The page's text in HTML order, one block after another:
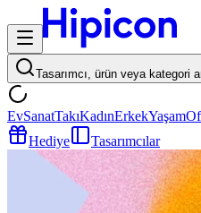
Tasarımcı, ürün veya kategori
EvSanatTakıKadınErkekYaşam
Hediye
Tasarımcılar